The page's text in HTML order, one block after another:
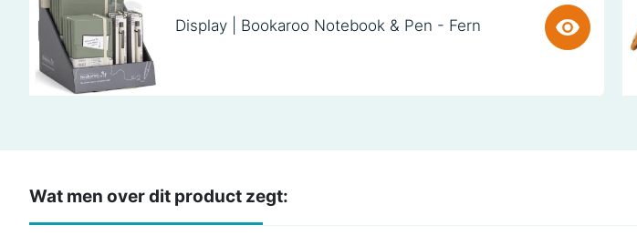
Display | Bookaroo Notebook & Pen - Fern
Wat men over dit product zegt: